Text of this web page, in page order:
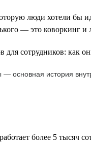
люди хотели бы
— это коворкинг
сотрудников: как
основная история
более 5 тысяч